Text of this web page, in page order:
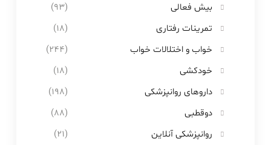
بیش فعالی
(۹۳)
تمرینات رفتاری
(۱۸)
خواب و اختلالات خواب
(۲۴۴)
خودکشی
(۱۸)
داروهای روانپزشکی
(۱۹۸)
دوقطبی
(۸۸)
روانپزشکی آنلاین
(۲۱)